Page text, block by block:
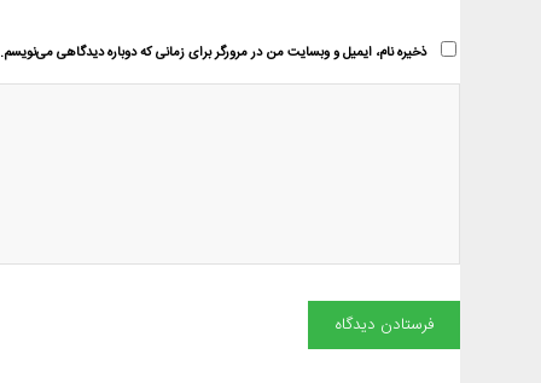
ذخیره نام، ایمیل و وبسایت من در مرورگر برای زمانی که دوباره دیدگاهی می‌نویسم.